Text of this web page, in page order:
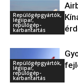
Repülőgépgyártók,
légiipar,
repülőgép-
karbantartás
Repülőgépgyártók,
légiipar,
repülőgép-
karbantartás